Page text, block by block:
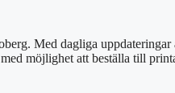
Med dagliga
möjlighet att beställa till